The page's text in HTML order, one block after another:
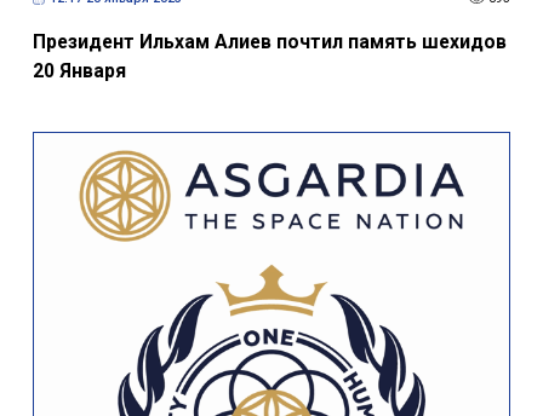
12:17 20 января 2025
Президент Ильхам Алиев почтил память шехидов
20 Января